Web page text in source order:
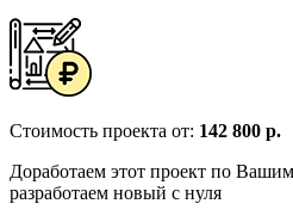
Стоимость проекта от: 142 800 р.
Доработаем этот проект по
разработаем новый с нуля